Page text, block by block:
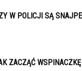
W POLICJI SĄ
ZACZĄĆ